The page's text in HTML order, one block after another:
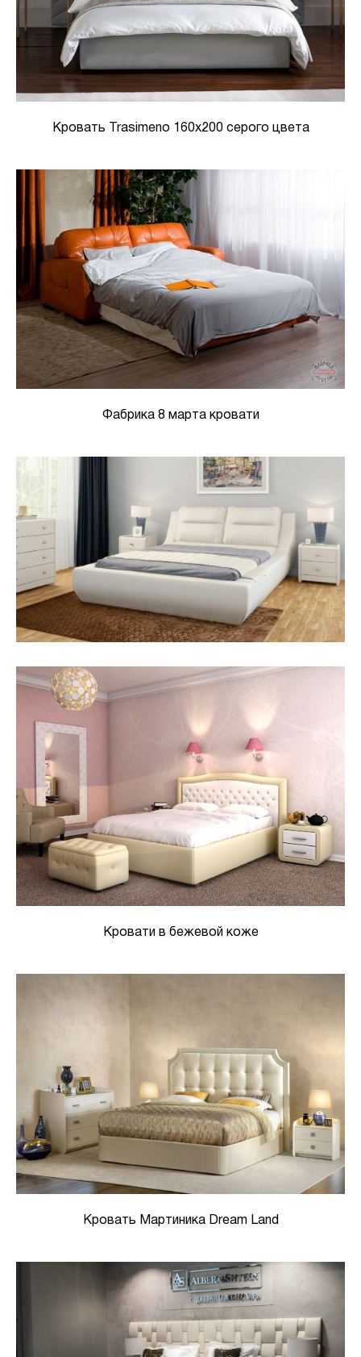
Кровать Trasimeno 160х200 серого цвета
Фабрика 8 марта кровати
Кровати в бежевой коже
Кровать Мартиника Dream Land